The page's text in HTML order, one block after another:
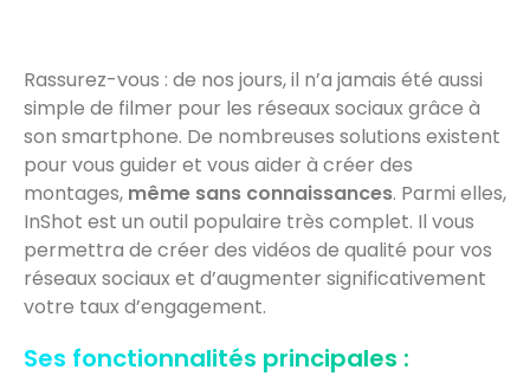
Rassurez-vous : de nos jours, il n’a jamais été aussi
simple de filmer pour les réseaux sociaux grâce à
son smartphone. De nombreuses solutions existent
pour vous guider et vous aider à créer des
montages, même sans connaissances. Parmi elles,
InShot est un outil populaire très complet. Il vous
permettra de créer des vidéos de qualité pour vos
réseaux sociaux et d’augmenter significativement
votre taux d’engagement.
Ses fonctionnalités principales :